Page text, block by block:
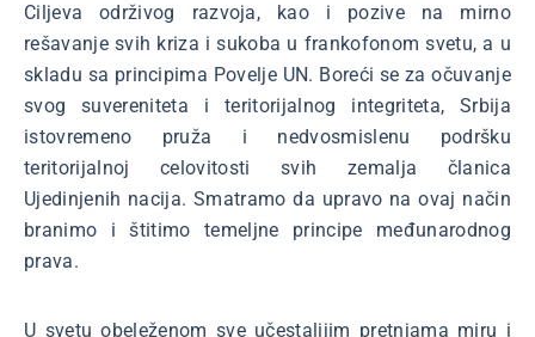
Ciljeva održivog razvoja, kao i pozive na mirno
rešavanje svih kriza i sukoba u frankofonom svetu, a u
skladu sa principima Povelje UN. Boreći se za očuvanje
svog suvereniteta i teritorijalnog integriteta, Srbija
istovremeno pruža i nedvosmislenu podršku
teritorijalnoj celovitosti svih zemalja članica
Ujedinjenih nacija. Smatramo da upravo na ovaj način
branimo i štitimo temeljne principe međunarodnog
prava.
U svetu obeleženom sve učestalijim pretnjama miru i